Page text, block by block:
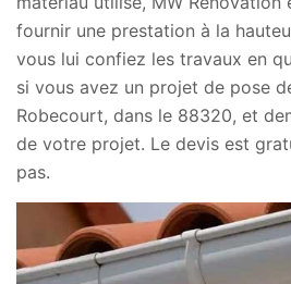
fournir une prestation à la
vous lui confiez les travaux en
si vous avez un projet de pose
Robecourt, dans le 88320, et
de votre projet. Le devis est
pas.